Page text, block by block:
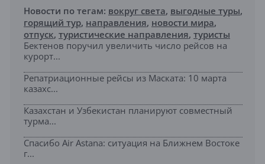
Новости по тегам: вокруг света, выгодные туры,
горящий тур, направления, новости мира,
отпуск, туристические направления, туристы
Бектенов поручил увеличить число рейсов на
курорт...
Репатриационные рейсы из Маската: 10 марта
казахс...
Казахстан и Узбекистан планируют совместный
турма...
Спасибо Air Astana: ситуация на Ближнем Востоке
г...